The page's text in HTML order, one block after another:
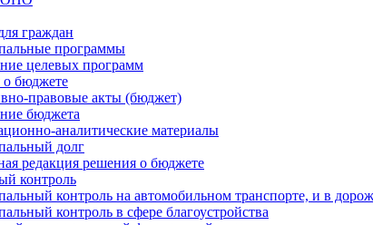
граждан
программы
целевых программ
бюджете
правовые акты (бюджет)
бюджета
аналитические материалы
долг
редакция решения о бюджете
контроль
контроль на автомобильном транспорте, и в
контроль в сфере благоустройства